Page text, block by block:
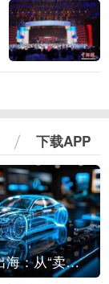
下载APP
中国汽车出海：从“卖出去”到“走进去”